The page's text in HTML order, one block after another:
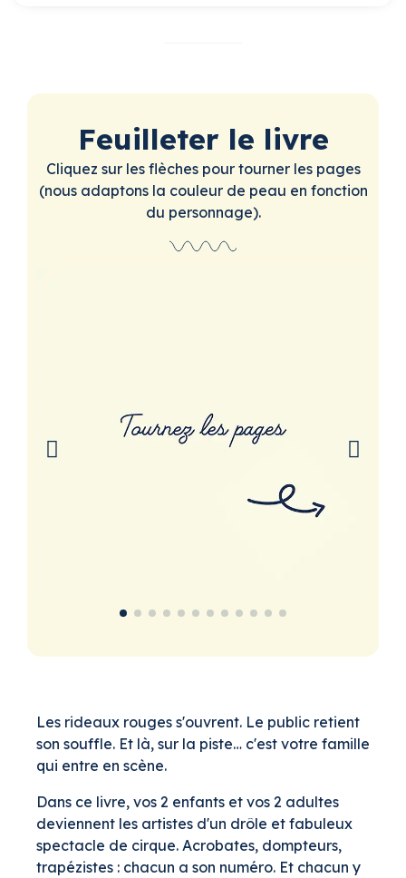
Feuilleter le livre
Cliquez sur les flèches pour tourner les pages
(nous adaptons la couleur de peau en fonction
du personnage).
Les rideaux rouges s'ouvrent. Le public retient
son souffle. Et là, sur la piste… c'est votre famille
qui entre en scène.
Dans ce livre, vos 2 enfants et vos 2 adultes
deviennent les artistes d'un drôle et fabuleux
spectacle de cirque. Acrobates, dompteurs,
trapézistes : chacun a son numéro. Et chacun y